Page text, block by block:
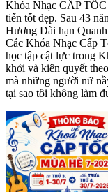
Khóa Nhạc CẤP
tiến tốt đẹp. Sau 43
Hương Dài hạn
Các Khóa Nhạc Cấp
học tập cật lực trong
khởi và kiên quyết
mà những người nữ
tại sao tôi không làm